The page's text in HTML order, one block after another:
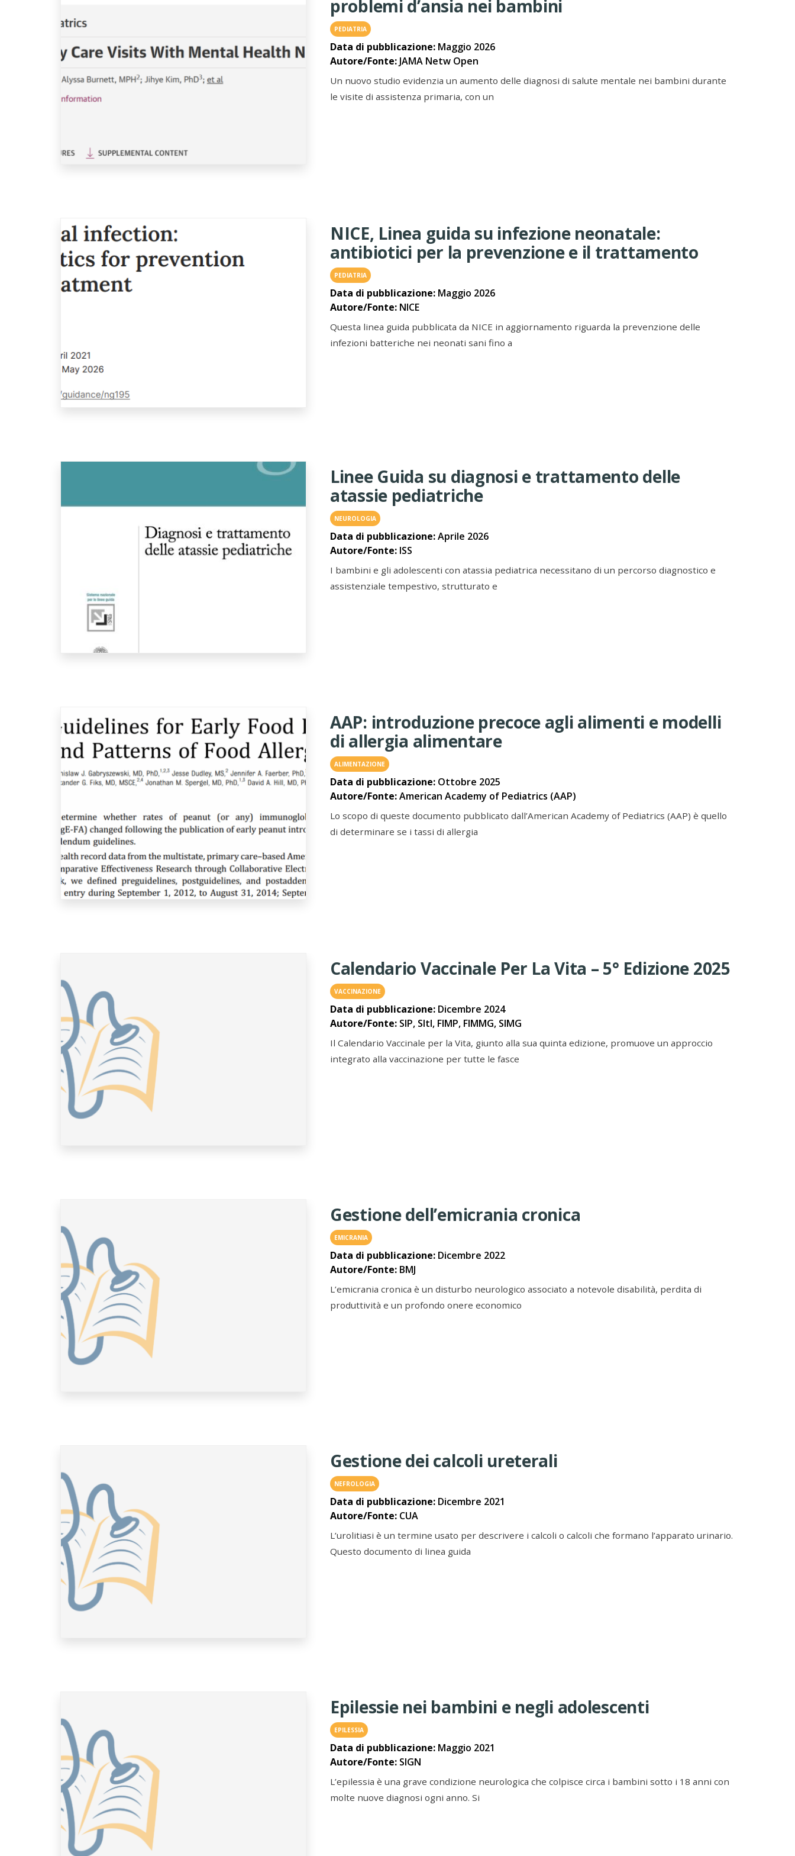
problemi d’ansia nei bambini
PEDIATRIA
Data di pubblicazione: Maggio 2026
Autore/Fonte: JAMA Netw Open
Un nuovo studio evidenzia un aumento delle diagnosi di salute mentale nei bambini durante
le visite di assistenza primaria, con un
NICE, Linea guida su infezione neonatale:
antibiotici per la prevenzione e il trattamento
PEDIATRIA
Data di pubblicazione: Maggio 2026
Autore/Fonte: NICE
Questa linea guida pubblicata da NICE in aggiornamento riguarda la prevenzione delle
infezioni batteriche nei neonati sani fino a
Linee Guida su diagnosi e trattamento delle
atassie pediatriche
NEUROLOGIA
Data di pubblicazione:Aprile 2026
Autore/Fonte: ISS
I bambini e gli adolescenti con atassia pediatrica necessitano di un percorso diagnostico e
assistenziale tempestivo, strutturato e
AAP: introduzione precoce agli alimenti e modelli
di allergia alimentare
ALIMENTAZIONE
Data di pubblicazione: Ottobre 2025
Autore/Fonte:American Academy of Pediatrics (AAP)
Lo scopo di queste documento pubblicato dall’American Academy of Pediatrics (AAP) è quello
di determinare se i tassi di allergia
Calendario Vaccinale Per La Vita – 5° Edizione 2025
VACCINAZIONE
Data di pubblicazione: Dicembre 2024
Autore/Fonte: SIP, SItI, FIMP, FIMMG, SIMG
Il Calendario Vaccinale per la Vita, giunto alla sua quinta edizione, promuove un approccio
integrato alla vaccinazione per tutte le fasce
Gestione dell’emicrania cronica
EMICRANIA
Data di pubblicazione: Dicembre 2022
Autore/Fonte: BMJ
L’emicrania cronica è un disturbo neurologico associato a notevole disabilità, perdita di
produttività e un profondo onere economico
Gestione dei calcoli ureterali
NEFROLOGIA
Data di pubblicazione: Dicembre 2021
Autore/Fonte: CUA
L’urolitiasi è un termine usato per descrivere i calcoli o calcoli che formano l’apparato urinario.
Questo documento di linea guida
Epilessie nei bambini e negli adolescenti
EPILESSIA
Data di pubblicazione: Maggio 2021
Autore/Fonte: SIGN
L’epilessia è una grave condizione neurologica che colpisce circa i bambini sotto i 18 anni con
molte nuove diagnosi ogni anno. Si